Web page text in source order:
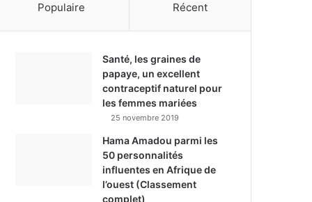
Populaire Récent
Santé, les graines de
papaye, un excellent
contraceptif naturel pour
les femmes mariées
25 novembre 2019
Hama Amadou parmi les
50 personnalités
influentes en Afrique de
l’ouest (Classement
complet)